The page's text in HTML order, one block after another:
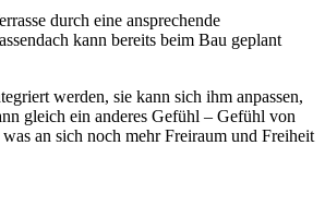
durch eine ansprechende
kann bereits beim Bau geplant
werden, sie kann sich ihm anpassen,
gleich ein anderes Gefühl – Gefühl von
an sich noch mehr Freiraum und Freiheit